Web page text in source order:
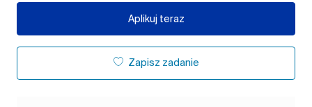
Aplikuj teraz
Zapisz zadanie